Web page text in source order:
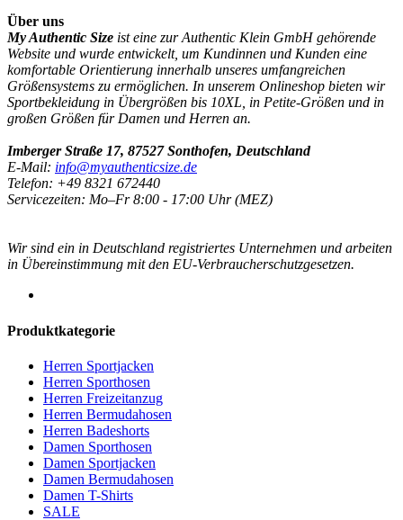
Über uns
My Authentic Size ist eine zur Authentic Klein GmbH gehörende
Website und wurde entwickelt, um Kundinnen und Kunden eine
komfortable Orientierung innerhalb unseres umfangreichen
Größensystems zu ermöglichen. In unserem Onlineshop bieten wir
Sportbekleidung in Übergrößen bis 10XL, in Petite-Größen und in
großen Größen für Damen und Herren an.
Imberger Straße 17, 87527 Sonthofen, Deutschland
E-Mail: info@myauthenticsize.de
Telefon: +49 8321 672440
Servicezeiten: Mo–Fr 8:00 - 17:00 Uhr (MEZ)
Wir sind ein in Deutschland registriertes Unternehmen und arbeiten
in Übereinstimmung mit den EU-Verbraucherschutzgesetzen.
Produktkategorie
Herren Sportjacken
Herren Sporthosen
Herren Freizeitanzug
Herren Bermudahosen
Herren Badeshorts
Damen Sporthosen
Damen Sportjacken
Damen Bermudahosen
Damen T-Shirts
SALE